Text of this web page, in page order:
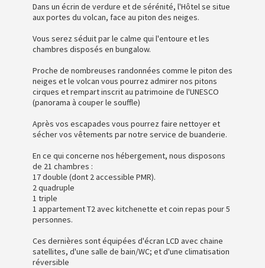
Dans un écrin de verdure et de sérénité, l'Hôtel se situe
aux portes du volcan, face au piton des neiges.
Vous serez séduit par le calme qui l'entoure et les
chambres disposés en bungalow.
Proche de nombreuses randonnées comme le piton des
neiges et le volcan vous pourrez admirer nos pitons
cirques et rempart inscrit au patrimoine de l'UNESCO
(panorama à couper le souffle)
Après vos escapades vous pourrez faire nettoyer et
sécher vos vêtements par notre service de buanderie.
En ce qui concerne nos hébergement, nous disposons
de 21 chambres :
17 double (dont 2 accessible PMR).
2 quadruple
1 triple
1 appartement T2 avec kitchenette et coin repas pour 5
personnes.
Ces dernières sont équipées d'écran LCD avec chaine
satellites, d'une salle de bain/WC; et d'une climatisation
réversible